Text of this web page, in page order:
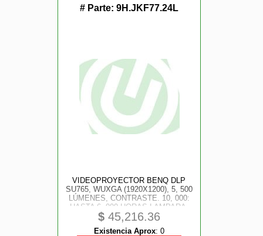
# Parte: 9H.JKF77.24L
VIDEOPROYECTOR BENQ DLP
SU765, WUXGA (1920X1200), 5, 500
LÚMENES, CONTRASTE. 10, 000:
HASTA 6, 000 HORAS LAMPARA.
HDMI X 2, RJ-45, BOCINA 5W X1
RS232 X1, TRIGGER
$ 45,216.36
Existencia Aprox: 0